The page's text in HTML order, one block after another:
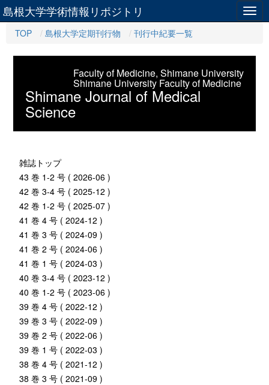
島根大学学術情報リポジトリ
TOP 島根大学定期刊行物 刊行中紀要一覧
Faculty of Medicine, Shimane University
Shimane University Faculty of Medicine
Shimane Journal of Medical
Science
雑誌トップ
43 巻 1-2 号 ( 2026-06 )
42 巻 3-4 号 ( 2025-12 )
42 巻 1-2 号 ( 2025-07 )
41 巻 4 号 ( 2024-12 )
41 巻 3 号 ( 2024-09 )
41 巻 2 号 ( 2024-06 )
41 巻 1 号 ( 2024-03 )
40 巻 3-4 号 ( 2023-12 )
40 巻 1-2 号 ( 2023-06 )
39 巻 4 号 ( 2022-12 )
39 巻 3 号 ( 2022-09 )
39 巻 2 号 ( 2022-06 )
39 巻 1 号 ( 2022-03 )
38 巻 4 号 ( 2021-12 )
38 巻 3 号 ( 2021-09 )